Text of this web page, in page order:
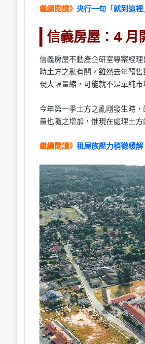
繼續閱讀》 央行一句「就到這
信義房屋：4 月
信義房屋不動產企研室專案經
時土方之亂有關，雖然去年預
現大幅量縮，可能就不是單純市
今年第一季土方之亂剛發生時
量也隨之增加，惟現在處理土
繼續閱讀》 租屋族壓力稍微緩